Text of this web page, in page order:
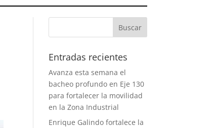
Entradas recientes
Avanza esta semana el
bacheo profundo en Eje 130
para fortalecer la movilidad
en la Zona Industrial
Enrique Galindo fortalece la